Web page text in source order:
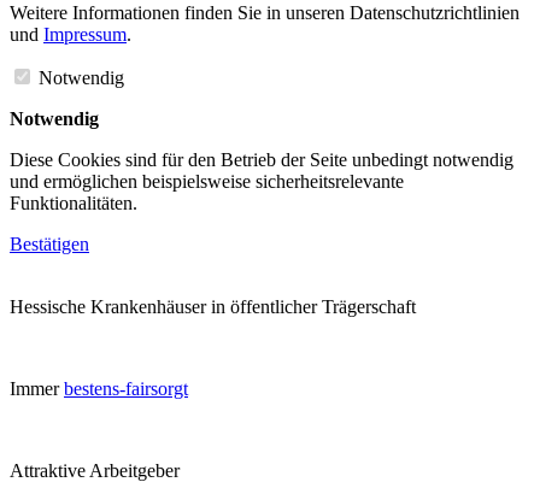
Weitere Informationen finden Sie in unseren Datenschutzrichtlinien
und Impressum.
Notwendig
Notwendig
Diese Cookies sind für den Betrieb der Seite unbedingt notwendig
und ermöglichen beispielsweise sicherheitsrelevante
Funktionalitäten.
Bestätigen
Hessische Krankenhäuser in öffentlicher Trägerschaft
Immerbestens-fairsorgt
Attraktive Arbeitgeber